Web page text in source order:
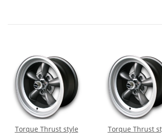
Torque Thrust style
Torque Thrust